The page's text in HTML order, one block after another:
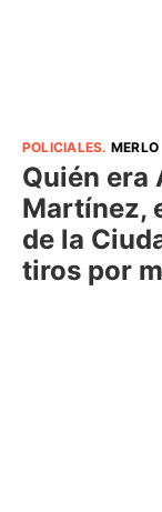
POLICIALES. MERLO
Quién era
Martínez,
de la
tiros por